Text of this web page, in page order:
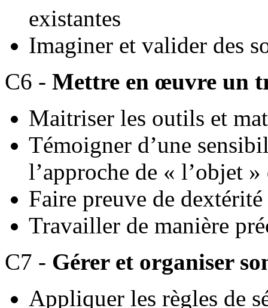
existantes
Imaginer et valider des
C6 - Mettre en œuvre un
Maitriser les outils et
Témoigner d’une
l’approche de « l’objet
Faire preuve de
Travailler de manière
C7 - Gérer et organiser
Appliquer les règles de